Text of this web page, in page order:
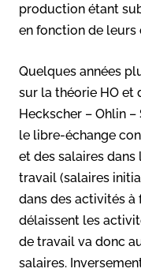
production étant
en fonction de leurs
Quelques années
sur la théorie HO et
Heckscher – Ohlin
le libre-échange
et des salaires dans
travail (salaires
dans des activités
délaissent les
de travail va donc
salaires.